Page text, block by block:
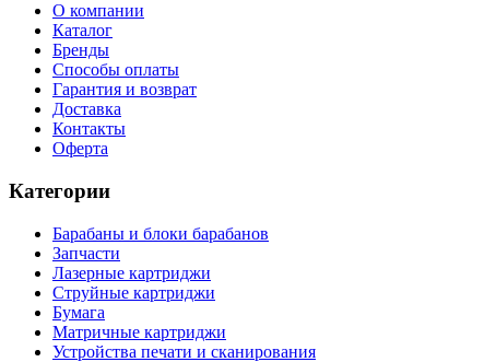
О компании
Каталог
Бренды
Способы оплаты
Гарантия и возврат
Доставка
Контакты
Оферта
Категории
Барабаны и блоки барабанов
Запчасти
Лазерные картриджи
Струйные картриджи
Бумага
Матричные картриджи
Устройства печати и сканирования